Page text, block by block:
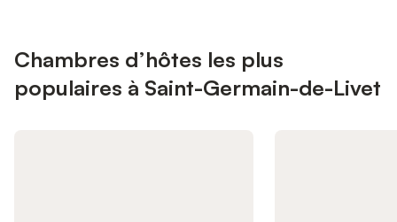
Chambres d’hôtes les plus
populaires à Saint-Germain-de-Livet